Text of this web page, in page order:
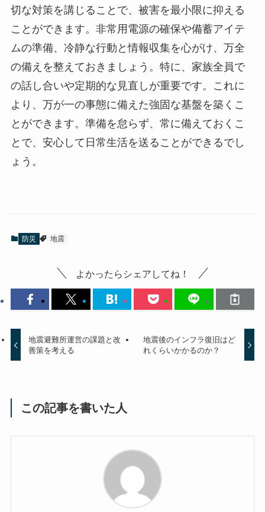
切な対策を講じることで、被害を最小限に抑える
ことができます。非常用電源の確保や備蓄アイテ
ムの準備、冷静な行動と情報収集を心がけ、万全
の備えを整えておきましょう。特に、家族全員で
の話し合いや定期的な見直しが重要です。これに
より、万が一の事態に備えた強固な基盤を築くこ
とができます。準備を怠らず、常に備えておくこ
とで、安心して日常生活を送ることができるでし
ょう。
防災 地震
よかったらシェアしてね！
地震避難所運営の課題と改
善策を考える
地震後のインフラ復旧はど
れくらいかかるのか？
この記事を書いた人